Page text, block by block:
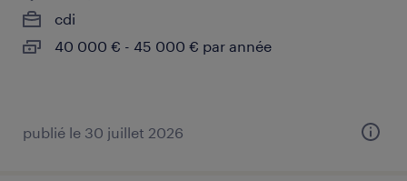
cdi
40 000 € - 45 000 € par année
publié le 30 juillet 2026